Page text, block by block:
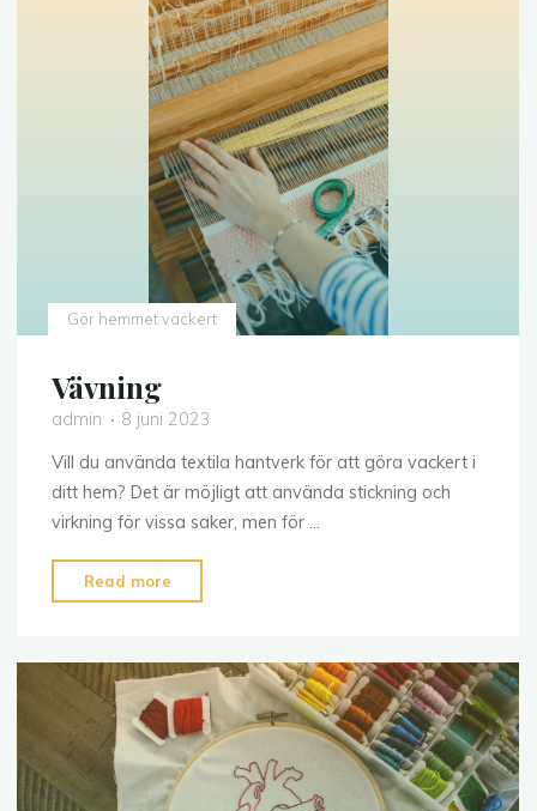
hantverk
och
pyssel
hemma"
Gör hemmet vackert
Vävning
admin
8 juni 2023
Vill du använda textila hantverk för att göra vackert i
ditt hem? Det är möjligt att använda stickning och
virkning för vissa saker, men för …
Read more